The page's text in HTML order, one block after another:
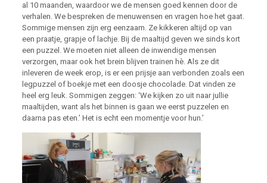
al 10 maanden, waardoor we de mensen goed kennen door de
verhalen. We bespreken de menuwensen en vragen hoe het gaat.
Sommige mensen zijn erg eenzaam. Ze kikkeren altijd op van
een praatje, grapje of lachje. Bij de maaltijd geven we sinds kort
een puzzel. We moeten niet alleen de inwendige mensen
verzorgen, maar ook het brein blijven trainen hè. Als ze dit
inleveren de week erop, is er een prijsje aan verbonden zoals een
legpuzzel of boekje met een doosje chocolade. Dat vinden ze
heel erg leuk. Sommigen zeggen: ‘We kijken zo uit naar jullie
maaltijden, want als het binnen is gaan we eerst puzzelen en
daarna pas eten.’ Het is echt een momentje voor hun.’